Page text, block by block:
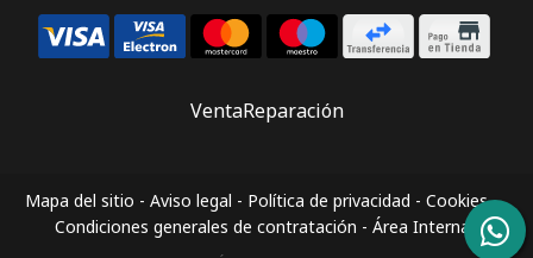
VentaReparación
Mapa del sitio - Aviso legal - Política de privacidad - Cookies-
Condiciones generales de contratación - Área Interna